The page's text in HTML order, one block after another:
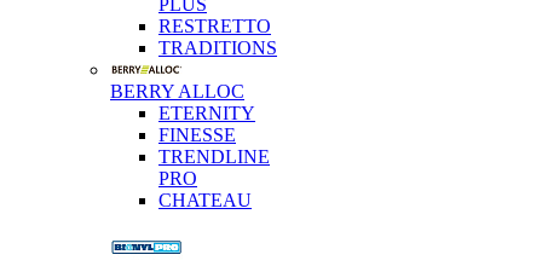
PLUS
RESTRETTO
TRADITIONS
BERRY ALLOC
ETERNITY
FINESSE
TRENDLINE
PRO
CHATEAU